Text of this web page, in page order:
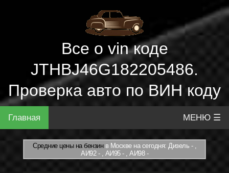
Все о vin коде
JTHBJ46G182205486.
Проверка авто по ВИН коду
Главная МЕНЮ ☰
Средние цены на бензинв Москве на сегодня: Дизель - ,
АИ92 - , АИ95 - , АИ98 -